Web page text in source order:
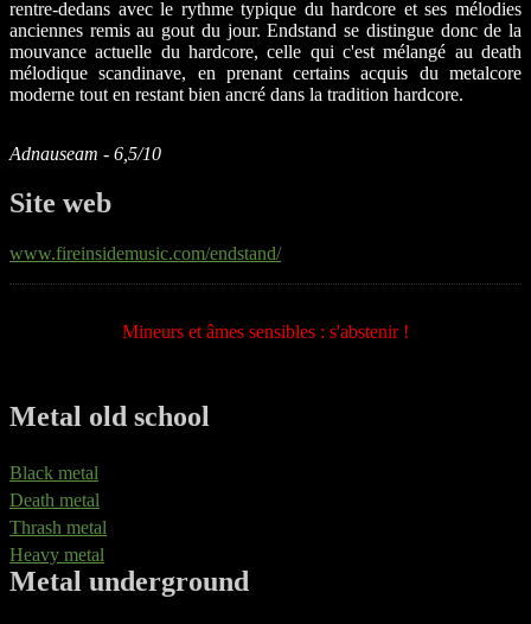
rentre-dedans avec le rythme typique du hardcore et ses mélodies
anciennes remis au gout du jour. Endstand se distingue donc de la
mouvance actuelle du hardcore, celle qui c'est mélangé au death
mélodique scandinave, en prenant certains acquis du metalcore
moderne tout en restant bien ancré dans la tradition hardcore.
Adnauseam - 6,5/10
Site web
www.fireinsidemusic.com/endstand/
Mineurs et âmes sensibles : s'abstenir !
Metal old school
Black metal
Death metal
Thrash metal
Heavy metal
Metal underground